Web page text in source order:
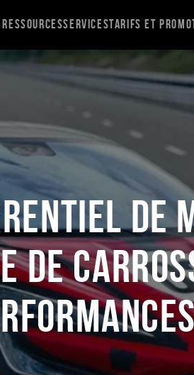
ServicesTarifs et
de
de